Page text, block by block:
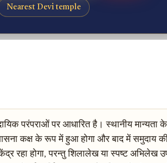
परंपराओं पर आधारित है। स्थानीय मान्यता
कक्ष के रूप में हुआ होगा और बाद में समुदाय
रहा होगा, परन्तु शिलालेख या स्पष्ट अभिलेख